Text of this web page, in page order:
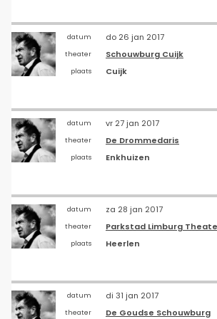
datum do 26 jan 2017
theater Schouwburg Cuijk
plaats Cuijk
datum vr 27 jan 2017
theater De Drommedaris
plaats Enkhuizen
datum za 28 jan 2017
theater Parkstad Limburg
plaats Heerlen
datum di 31 jan 2017
theater De Goudse Schouwburg